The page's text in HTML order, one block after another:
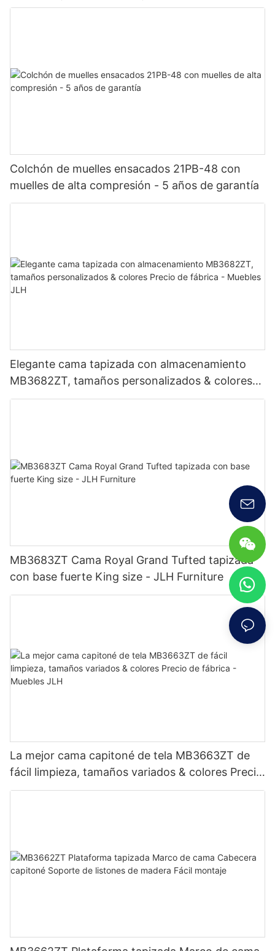
Colchón de muelles ensacados 21PB-48 con
muelles de alta compresión - 5 años de garantía
Elegante cama tapizada con almacenamiento
MB3682ZT, tamaños personalizados & colores
Precio de fábrica - Muebles JLH
MB3683ZT Cama Royal Grand Tufted tapizada
con base fuerte King size - JLH Furniture
La mejor cama capitoné de tela MB3663ZT de
fácil limpieza, tamaños variados & colores Precio
de fábrica - Muebles JLH